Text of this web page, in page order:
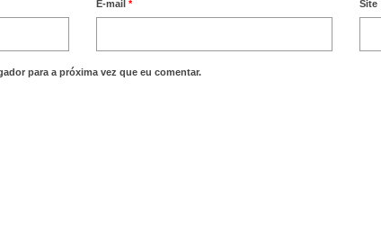
E-mail* Site
para a próxima vez que eu comentar.